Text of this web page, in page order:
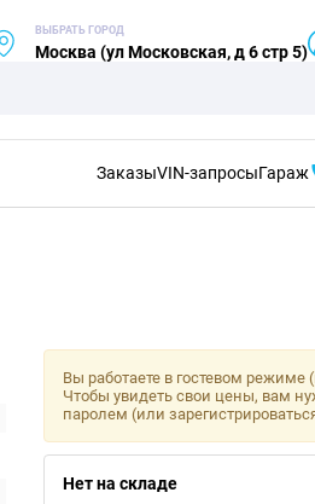
ВЫБРАТЬ ГОРОД
Москва (ул Московская, д 6 стр 5)
ЗаказыVIN-запросыГараж
Вы работаете в гостевом
Чтобы увидеть свои цены, вам
паролем (или
Нет на складе